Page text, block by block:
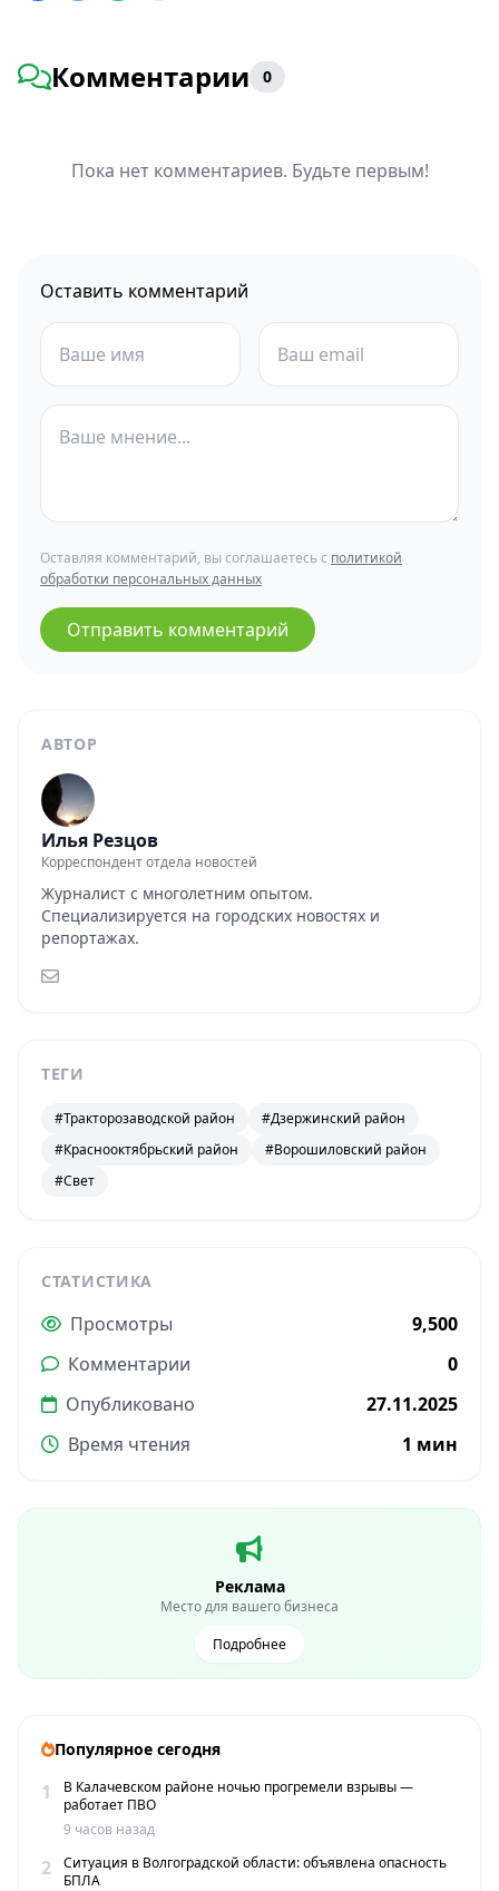
АВТОР
Илья Резцов
Корреспондент отдела новостей
Журналист с многолетним опытом.
Специализируется на городских новостях и
репортажах.
ТЕГИ
#Тракторозаводской район
#Дзержинский район
#Краснооктябрьский район
#Ворошиловский район
#Свет
СТАТИСТИКА
Просмотры
9,500
Комментарии
0
Опубликовано
27.11.2025
Время чтения
1 мин
Реклама
Место для вашего бизнеса
Подробнее
Комментарии 0
Пока нет комментариев. Будьте первым!
Оставить комментарий
Оставляя комментарий, вы соглашаетесь с политикой
обработки персональных данных
Отправить комментарий
Популярное сегодня
1
В Калачевском районе ночью прогремели взрывы —
работает ПВО
9 часов назад
2
Ситуация в Волгоградской области: объявлена опасность
БПЛА